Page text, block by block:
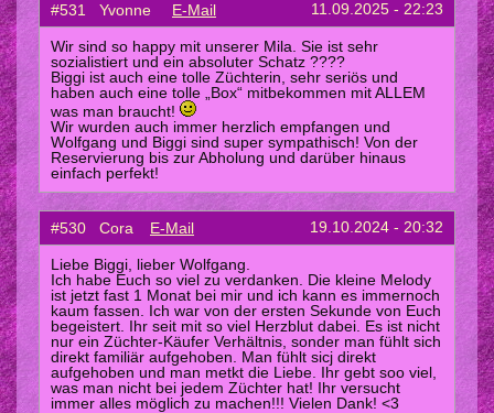
#531 Yvonne E-Mail 11.09.2025 - 22:23
Wir sind so happy mit unserer Mila. Sie ist sehr
sozialistiert und ein absoluter Schatz ????
Biggi ist auch eine tolle Züchterin, sehr seriös und
haben auch eine tolle „Box“ mitbekommen mit ALLEM
was man braucht!
Wir wurden auch immer herzlich empfangen und
Wolfgang und Biggi sind super sympathisch! Von der
Reservierung bis zur Abholung und darüber hinaus
einfach perfekt!
#530 Cora E-Mail 19.10.2024 - 20:32
Liebe Biggi, lieber Wolfgang.
Ich habe Euch so viel zu verdanken. Die kleine Melody
ist jetzt fast 1 Monat bei mir und ich kann es immernoch
kaum fassen. Ich war von der ersten Sekunde von Euch
begeistert. Ihr seit mit so viel Herzblut dabei. Es ist nicht
nur ein Züchter-Käufer Verhältnis, sonder man fühlt sich
direkt familiär aufgehoben. Man fühlt sicj direkt
aufgehoben und man metkt die Liebe. Ihr gebt soo viel,
was man nicht bei jedem Züchter hat! Ihr versucht
immer alles möglich zu machen!!! Vielen Dank! <3